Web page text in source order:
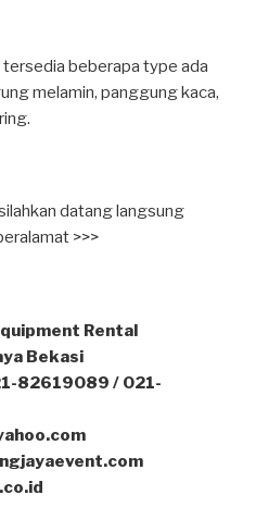
beberapa type ada
melamin, panggung kaca,
datang langsung
>>>
Rental
Bekasi
82619089 / 021-